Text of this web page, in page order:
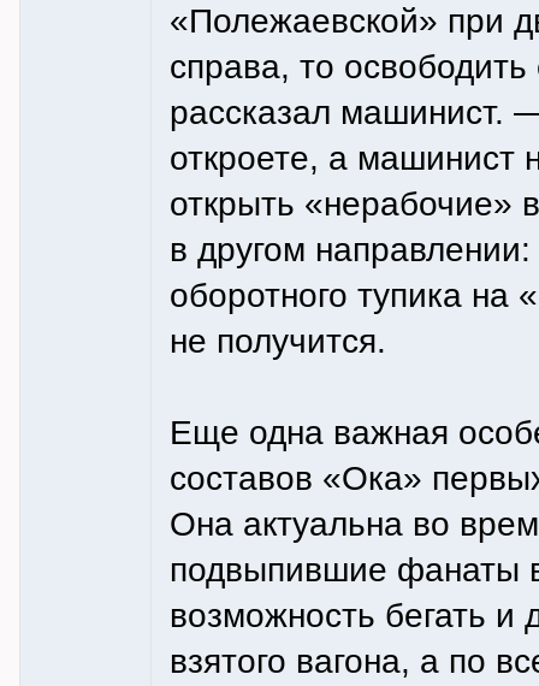
«Полежаевской» при
справа, то
рассказал машинист.
откроете, а машинист
открыть «нерабочие»
в другом
оборотного тупика
не получится.
Еще одна важная
составов «Ока»
Она актуальна во
подвыпившие фанаты
возможность бегать
взятого вагона, а по